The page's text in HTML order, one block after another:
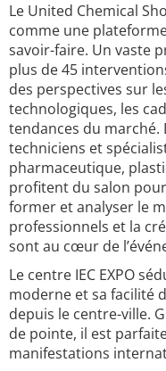
Le United Chemical
comme une
savoir-faire. Un vaste
plus de 45
des perspectives sur
technologiques, les
tendances du marché.
techniciens et
pharmaceutique,
profitent du salon
former et analyser le
professionnels et la
sont au cœur de
Le centre IEC EXPO
moderne et sa facilité
depuis le centre-ville.
de pointe, il est
manifestations